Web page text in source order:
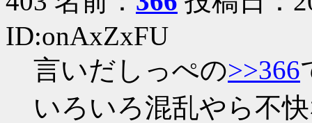
ID:onAxZxFU
言いだしっぺの>>366
いろいろ混乱やら不